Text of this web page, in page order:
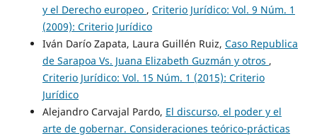
y el Derecho europeo , Criterio Jurídico: Vol. 9 Núm. 1
(2009): Criterio Jurídico
Iván Darío Zapata, Laura Guillén Ruiz, Caso Republica
de Sarapoa Vs. Juana Elizabeth Guzmán y otros ,
Criterio Jurídico: Vol. 15 Núm. 1 (2015): Criterio
Jurídico
Alejandro Carvajal Pardo, El discurso, el poder y el
arte de gobernar. Consideraciones teórico-prácticas